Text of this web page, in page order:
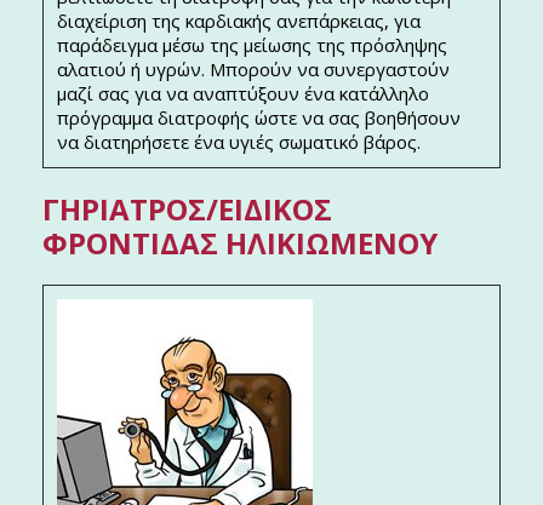
διαχείριση της καρδιακής ανεπάρκειας, για
παράδειγμα μέσω της μείωσης της πρόσληψης
αλατιού ή υγρών. Μπορούν να συνεργαστούν
μαζί σας για να αναπτύξουν ένα κατάλληλο
πρόγραμμα διατροφής ώστε να σας βοηθήσουν
να διατηρήσετε ένα υγιές σωματικό βάρος.
ΓΗΡΊΑΤΡΟΣ/ΕΙΔΙΚΌΣ
ΦΡΟΝΤΊΔΑΣ ΗΛΙΚΙΩΜΈΝΟΥ